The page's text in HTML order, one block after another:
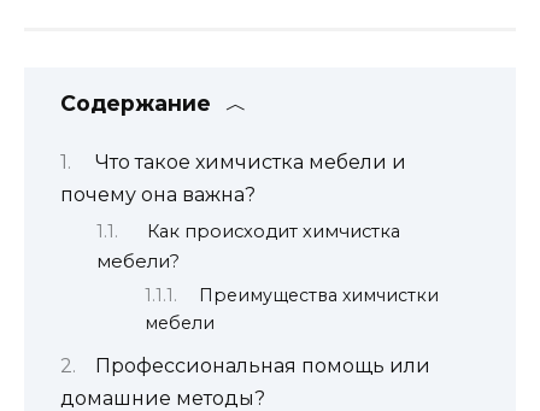
Содержание
Что такое химчистка мебели и
почему она важна?
Как происходит химчистка
мебели?
Преимущества химчистки
мебели
Профессиональная помощь или
домашние методы?